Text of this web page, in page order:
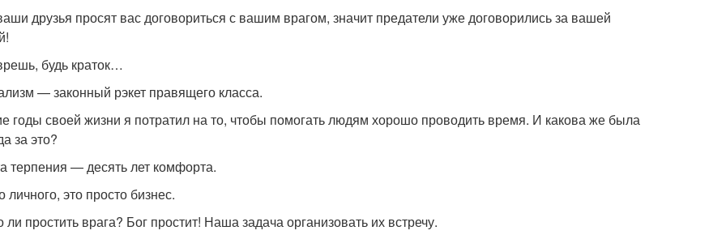
друзья просят вас договориться с вашим врагом, значит предатели уже договорились за вашей
будь краток…
— законный рэкет правящего класса.
годы своей жизни я потратил на то, чтобы помогать людям хорошо проводить время. И какова же была
за это?
терпения — десять лет комфорта.
личного, это просто бизнес.
простить врага? Бог простит! Наша задача организовать их встречу.